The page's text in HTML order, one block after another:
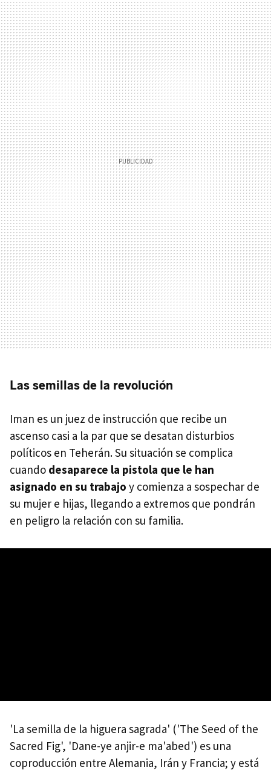
Las semillas de la revolución
Iman es un juez de instrucción que recibe un
ascenso casi a la par que se desatan disturbios
políticos en Teherán. Su situación se complica
cuando desaparece la pistola que le han
asignado en su trabajo y comienza a sospechar de
su mujer e hijas, llegando a extremos que pondrán
en peligro la relación con su familia.
'La semilla de la higuera sagrada' ('The Seed of the
Sacred Fig', 'Dane-ye anjir-e ma'abed') es una
coproducción entre Alemania, Irán y Francia; y está